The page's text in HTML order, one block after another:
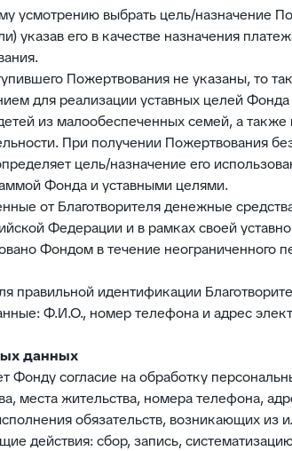
усмотрению выбрать цель/назначение
указав его в качестве назначения
Пожертвования не указаны, то
для реализации уставных целей
из малообеспеченных семей, а также
При получении Пожертвования
цель/назначение его
Фонда и уставными целями.
от Благотворителя денежные
Федерации и в рамках своей
Фондом в течение неограниченного
правильной идентификации
Ф.И.О., номер телефона и адрес
данных
Фонду согласие на обработку
места жительства, номера телефона,
обязательств, возникающих из
действия: сбор, запись,